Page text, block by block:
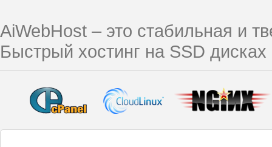
AiWebHost – это стабильная и
Быстрый хостинг на SSD дисках